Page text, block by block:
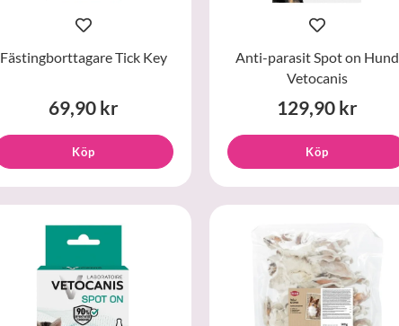
Fästingborttagare Tick Key
69,90 kr
Köp
Anti-parasit Spot on Hund
Vetocanis
129,90 kr
Köp